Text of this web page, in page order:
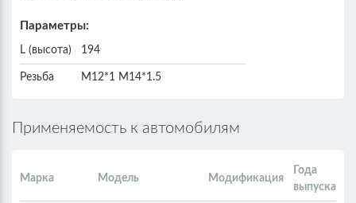
Параметры:
L (высота) 194
Резьба M12*1 M14*1.5
Применяемость к автомобилям
Марка Модель Модификация
Года
выпуска